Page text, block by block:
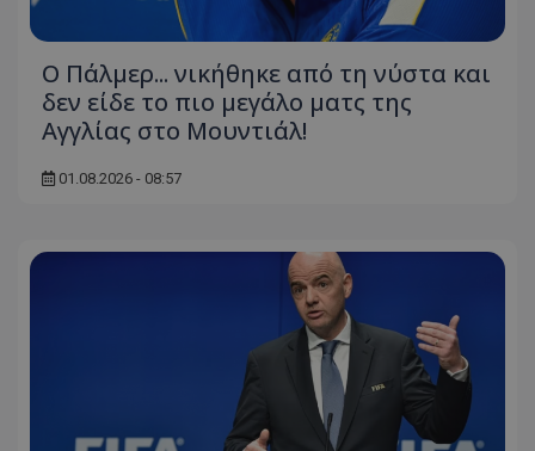
Ο Πάλμερ... νικήθηκε από τη νύστα και
δεν είδε το πιο μεγάλο ματς της
Αγγλίας στο Μουντιάλ!
01.08.2026 - 08:57